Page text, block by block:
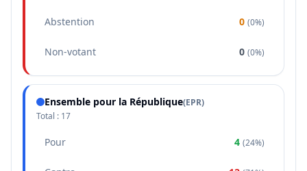
Abstention 0 (0%)
Non-votant 0 (0%)
Ensemble pour la République(EPR)
Total : 17
Pour 4 (24%)